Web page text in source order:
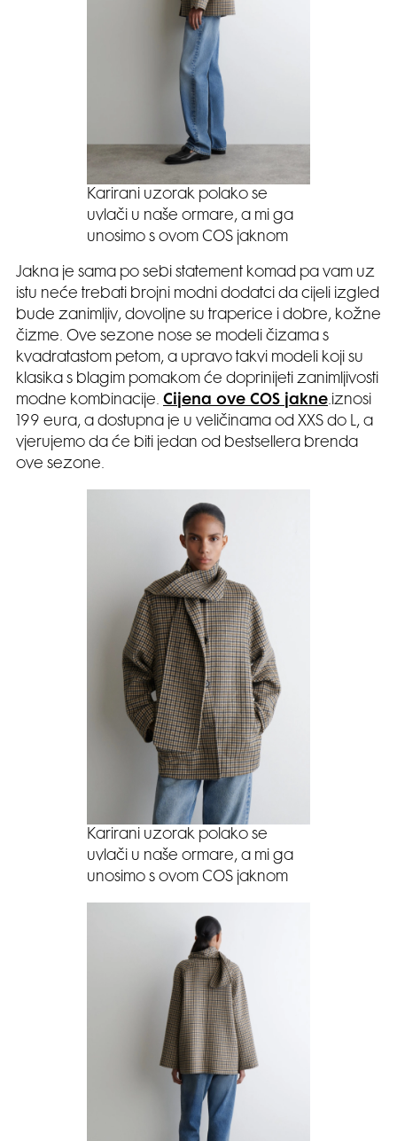
Karirani uzorak polako se
uvlači u naše ormare, a mi ga
unosimo s ovom COS jaknom
Jakna je sama po sebi statement komad pa vam uz
istu neće trebati brojni modni dodatci da cijeli izgled
bude zanimljiv, dovoljne su traperice i dobre, kožne
čizme. Ove sezone nose se modeli čizama s
kvadratastom petom, a upravo takvi modeli koji su
klasika s blagim pomakom će doprinijeti zanimljivosti
modne kombinacije. Cijena ove COS jakne.iznosi
199 eura, a dostupna je u veličinama od XXS do L, a
vjerujemo da će biti jedan od bestsellera brenda
ove sezone.
Karirani uzorak polako se
uvlači u naše ormare, a mi ga
unosimo s ovom COS jaknom